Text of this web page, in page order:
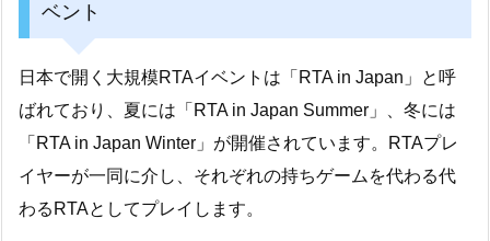
ベント
日本で開く大規模RTAイベントは「RTA in Japan」と呼
ばれており、夏には「RTA in Japan Summer」、冬には
「RTA in Japan Winter」が開催されています。RTAプレ
イヤーが一同に介し、それぞれの持ちゲームを代わる代
わるRTAとしてプレイします。